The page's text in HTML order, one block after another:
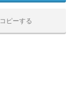
コピーする